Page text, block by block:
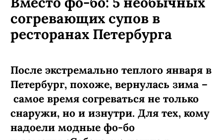
согревающих супов в
ресторанах Петербурга
После экстремально теплого января в
Петербург, похоже, вернулась зима –
самое время согреваться не только
снаружи, но и изнутри. Для тех, кому
надоели модные фо-бо